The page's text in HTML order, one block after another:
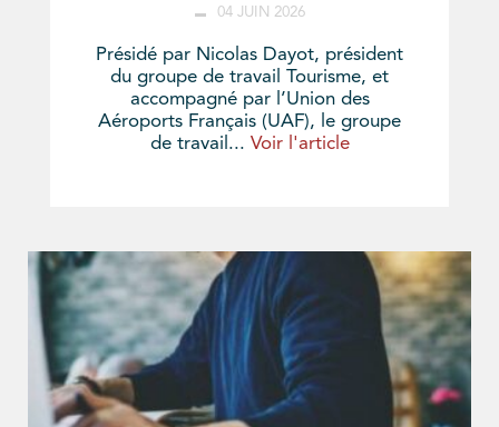
04 JUIN 2026
Présidé par Nicolas Dayot, président
du groupe de travail Tourisme, et
accompagné par l’Union des
Aéroports Français (UAF), le groupe
de travail... Voir l'article